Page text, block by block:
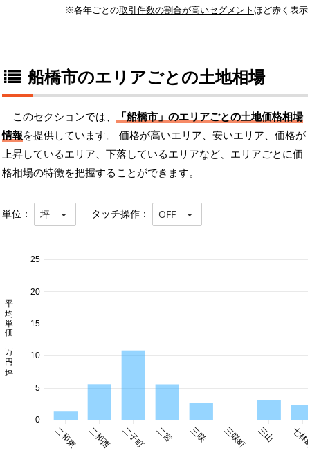
※各年ごとの取引件数の割合が高いセグメントほど赤く表示
船橋市のエリアごとの土地相場
このセクションでは、
「船橋市」のエリアごとの土地価格相場
情報を提供しています。 価格が高いエリア、安いエリア、価格が
上昇しているエリア、下落しているエリアなど、エリアごとに価
格相場の特徴を把握することができます。
単位： 坪 タッチ操作： OFF
二和東 二和西 二子町 二宮 三咲 三咲町 三山 七
0
5
10
15
20
25
平均単価 万円/坪